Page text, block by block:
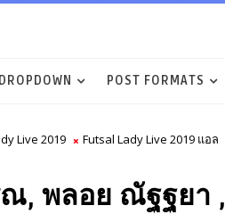
DROPDOWN POST FORMATS
Live 2019
Futsal Lady Live 2019 แอล
ณ, พลอย ณัฐฐยา ,